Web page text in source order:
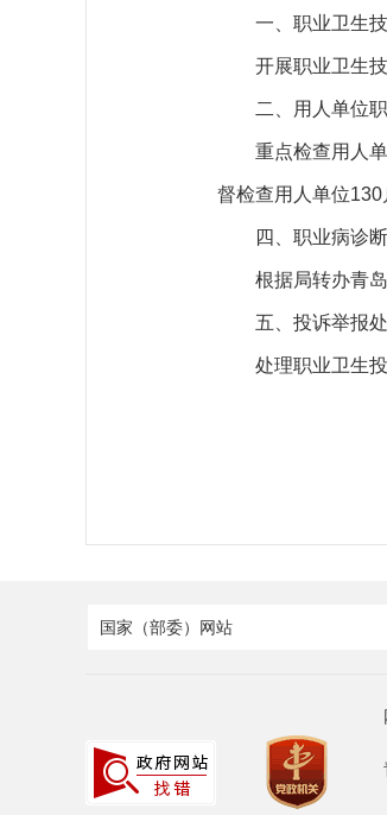
一、职业卫生
开展职业卫生
二、用人单位
重点检查用人
督检查用人单位
四、职业病诊
根据局转办青
五、投诉举报
处理职业卫生
国家（部委）网站